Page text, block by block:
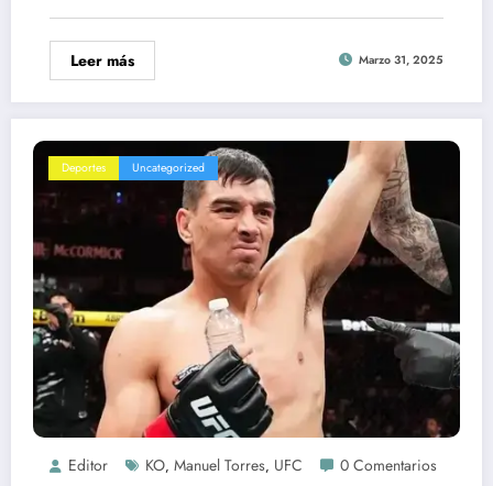
Leer más Marzo 31, 2025
Deportes Uncategorized
Editor KO, Manuel Torres, UFC 0 Comentarios